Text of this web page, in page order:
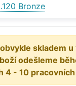
Bronze
skladem
odešleme
4 - 10